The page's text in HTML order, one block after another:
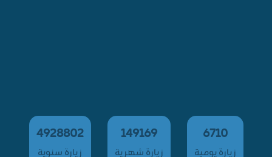
6710
زيارة يومية
149169
زيارة شهرية
4928802
زيارة سنوية